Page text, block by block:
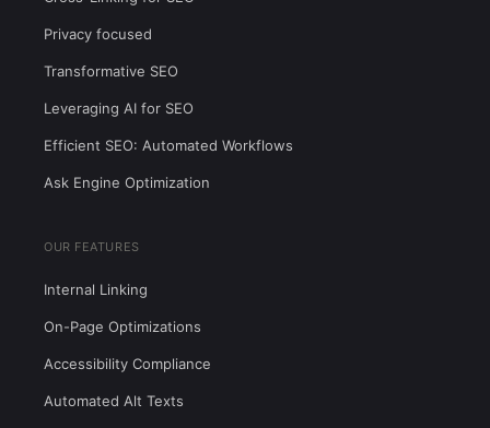
Privacy focused
Transformative SEO
Leveraging AI for SEO
Efficient SEO: Automated Workflows
Ask Engine Optimization
OUR FEATURES
Internal Linking
On-Page Optimizations
Accessibility Compliance
Automated Alt Texts